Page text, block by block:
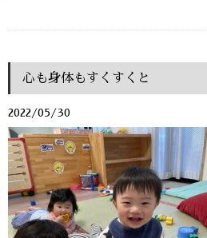
心も身体もすくすくと
2022/05/30